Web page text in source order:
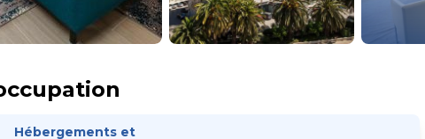
Hébergements et